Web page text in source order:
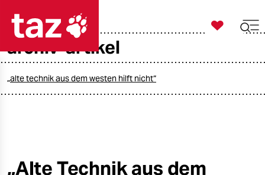
taz zahl ich
öko

taz zahl ich
archiv-artikel
„alte technik aus dem westen hilft nicht“
„Alte Technik aus dem